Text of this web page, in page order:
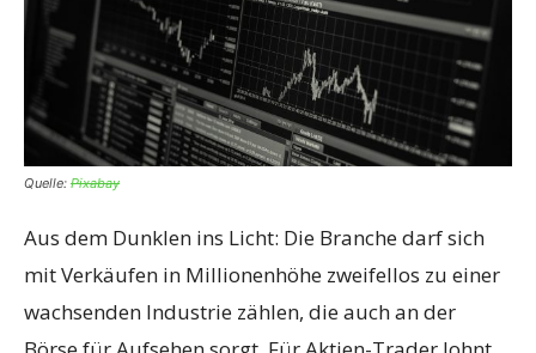
Quelle: Pixabay
Aus dem Dunklen ins Licht: Die Branche darf sich
mit Verkäufen in Millionenhöhe zweifellos zu einer
wachsenden Industrie zählen, die auch an der